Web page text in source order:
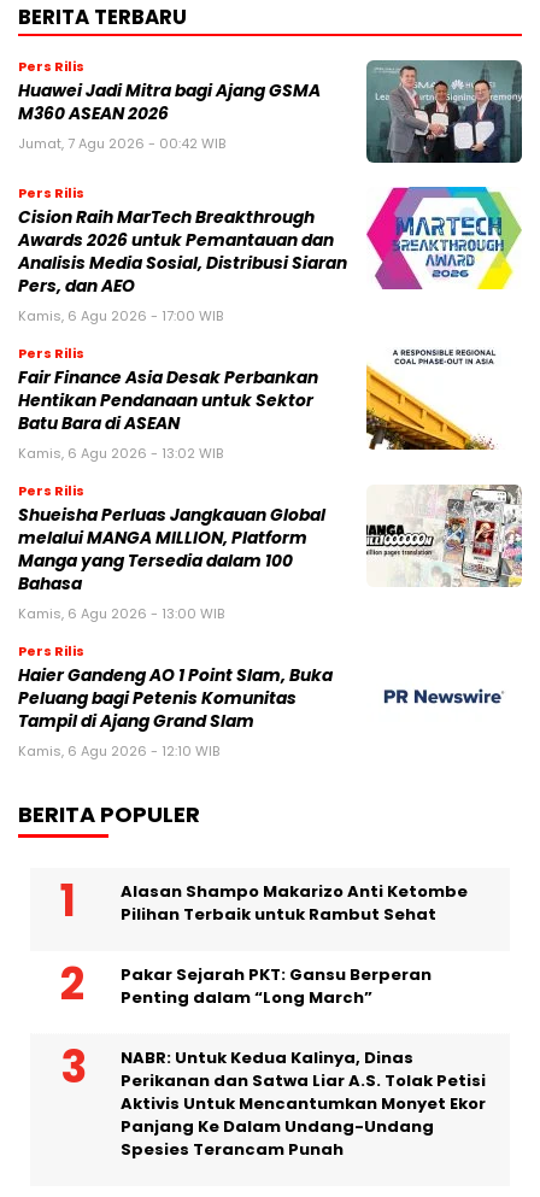
BERITA TERBARU
Pers Rilis
Huawei Jadi Mitra bagi Ajang GSMA
M360 ASEAN 2026
Jumat, 7 Agu 2026 - 00:42 WIB
Pers Rilis
Cision Raih MarTech Breakthrough
Awards 2026 untuk Pemantauan dan
Analisis Media Sosial, Distribusi Siaran
Pers, dan AEO
Kamis, 6 Agu 2026 - 17:00 WIB
Pers Rilis
Fair Finance Asia Desak Perbankan
Hentikan Pendanaan untuk Sektor
Batu Bara di ASEAN
Kamis, 6 Agu 2026 - 13:02 WIB
Pers Rilis
Shueisha Perluas Jangkauan Global
melalui MANGA MILLION, Platform
Manga yang Tersedia dalam 100
Bahasa
Kamis, 6 Agu 2026 - 13:00 WIB
Pers Rilis
Haier Gandeng AO 1 Point Slam, Buka
Peluang bagi Petenis Komunitas
Tampil di Ajang Grand Slam
Kamis, 6 Agu 2026 - 12:10 WIB
BERITA POPULER
Alasan Shampo Makarizo Anti Ketombe
Pilihan Terbaik untuk Rambut Sehat
Pakar Sejarah PKT: Gansu Berperan
Penting dalam “Long March”
NABR: Untuk Kedua Kalinya, Dinas
Perikanan dan Satwa Liar A.S. Tolak Petisi
Aktivis Untuk Mencantumkan Monyet Ekor
Panjang Ke Dalam Undang-Undang
Spesies Terancam Punah